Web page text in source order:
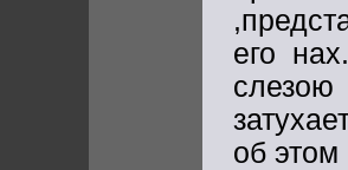
его
об этом